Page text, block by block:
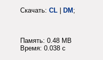
Скачать: CL DM ;
Память: 0.48 MB
Время: 0.038 c